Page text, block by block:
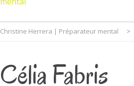
Christine Herrera | Préparateur mental >
Célia Fabris